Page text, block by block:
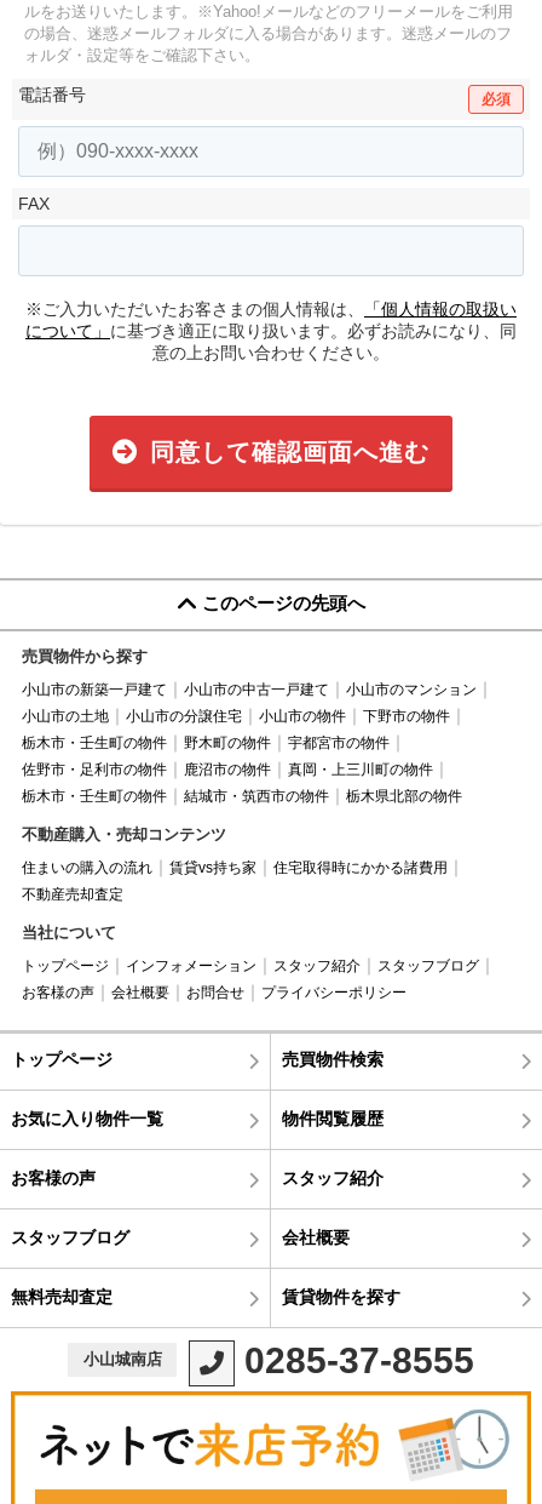
ルをお送りいたします。
※Yahoo!メールなどのフリーメールをご利用
の場合、迷惑メールフォルダに入る場合があります。 迷惑メールのフ
ォルダ・設定等をご確認下さい。
電話番号 必須
FAX
※ご入力いただいたお客さまの個人情報は、
「個人情報の取扱い
について」 に基づき適正に取り扱います。必ずお読みになり、同
意の上お問い合わせください。
同意して確認画面へ進む
このページの先頭へ
売買物件から探す
小山市の新築一戸建て 小山市の中古一戸建て
小山市のマンション
小山市の土地
小山市の分譲住宅 小山市の物件
下野市の物件
栃木市・壬生町の物件
野木町の物件
宇都宮市の物件
佐野市・足利市の物件
鹿沼市の物件
真岡・上三川町の物件
栃木市・壬生町の物件
結城市・筑西市の物件 栃木県北部の物件
不動産購入・売却コンテンツ
住まいの購入の流れ 賃貸vs持ち家
住宅取得時にかかる諸費用
不動産売却査定
当社について
トップページ インフォメーション スタッフ紹介
スタッフブログ
お客様の声
会社概要 お問合せ プライバシーポリシー
トップページ 売買物件検索
お気に入り物件一覧 物件閲覧履歴
お客様の声 スタッフ紹介
スタッフブログ 会社概要
無料売却査定 賃貸物件を探す
小山城南店 0285-37-8555